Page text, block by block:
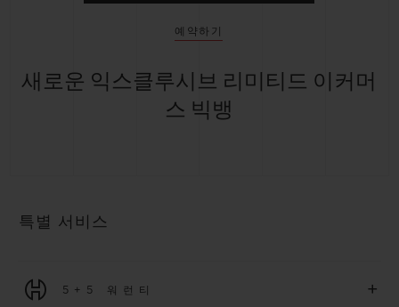
예약하기
새로운 익스클루시브 리미티드 이커머
스 빅뱅
특별 서비스
5+5 워런티 +